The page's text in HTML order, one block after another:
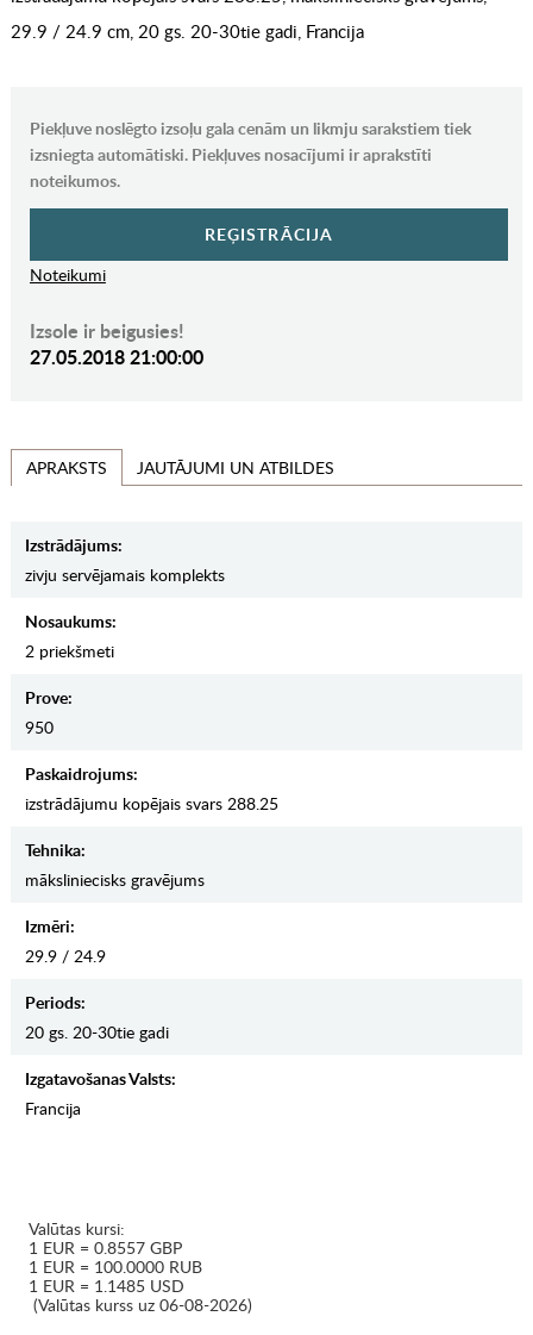
29.9 / 24.9 cm, 20 gs. 20-30tie gadi, Francija
Piekļuve noslēgto izsoļu gala cenām un likmju sarakstiem tiek
izsniegta automātiski. Piekļuves nosacījumi ir aprakstīti
noteikumos.
REĢISTRĀCIJA
Noteikumi
Izsole ir beigusies!
27.05.2018 21:00:00
APRAKSTS JAUTĀJUMI UN ATBILDES
Izstrādājums:
zivju servējamais komplekts
Nosaukums:
2 priekšmeti
Prove:
950
Paskaidrojums:
izstrādājumu kopējais svars 288.25
Tehnika:
māksliniecisks gravējums
Izmēri:
29.9 / 24.9
Periods:
20 gs. 20-30tie gadi
Izgatavošanas Valsts:
Francija
Valūtas kursi:
1 EUR = 0.8557 GBP
1 EUR = 100.0000 RUB
1 EUR = 1.1485 USD
(Valūtas kurss uz 06-08-2026)